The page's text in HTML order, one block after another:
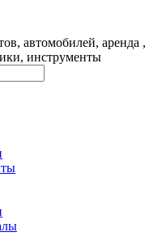
автомобилей, аренда
инструменты